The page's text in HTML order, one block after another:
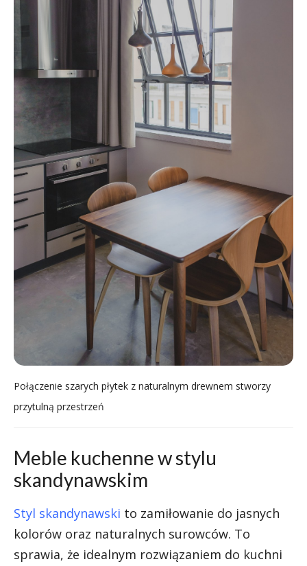
Połączenie szarych płytek z naturalnym drewnem stworzy
przytulną przestrzeń
Meble kuchenne w stylu
skandynawskim
Styl skandynawski to zamiłowanie do jasnych
kolorów oraz naturalnych surowców. To
sprawia, że idealnym rozwiązaniem do kuchni